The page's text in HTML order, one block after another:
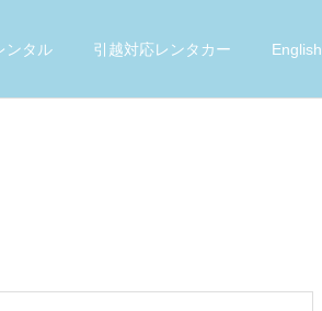
ンタル 引越対応レンタカー English